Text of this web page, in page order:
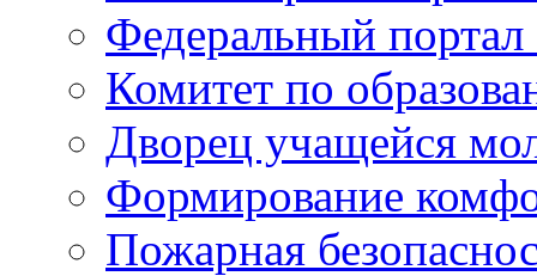
Федеральный портал
Комитет по
Дворец учащейся
Формирование
Пожарная